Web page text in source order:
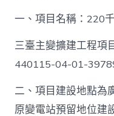
一、項目名稱：220
三臺主變擴建工程項
440115-04-01-
二、項目建設地點為
原變電站預留地位建